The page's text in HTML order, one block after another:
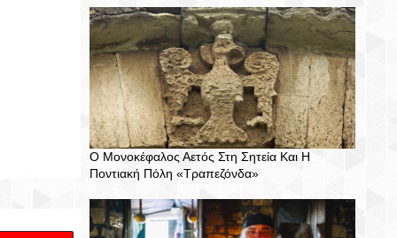
Ο Μονοκέφαλος Αετός Στη Σητεία Και Η
Ποντιακή Πόλη «Τραπεζόνδα»